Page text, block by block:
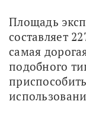
Площадь
составляет
самая
подобного